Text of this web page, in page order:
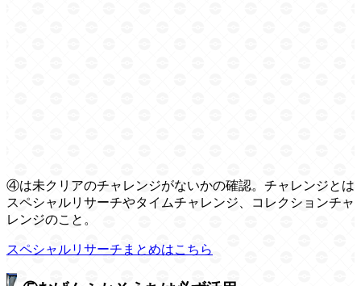
④は未クリアのチャレンジがないかの確認。チャレンジとは
スペシャルリサーチやタイムチャレンジ、コレクションチャ
レンジのこと。
スペシャルリサーチまとめはこちら